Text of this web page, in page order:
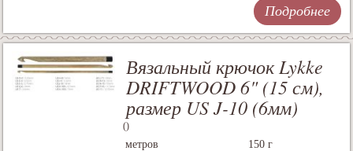
Подробнее
Вязальный крючок Lykke
DRIFTWOOD 6" (15 см),
размер US J-10 (6мм)
()
метров 150 г